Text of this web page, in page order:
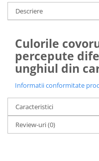
Descriere
Culorile
percepute
unghiul din
Informatii conformitate
Caracteristici
Review-uri(0)